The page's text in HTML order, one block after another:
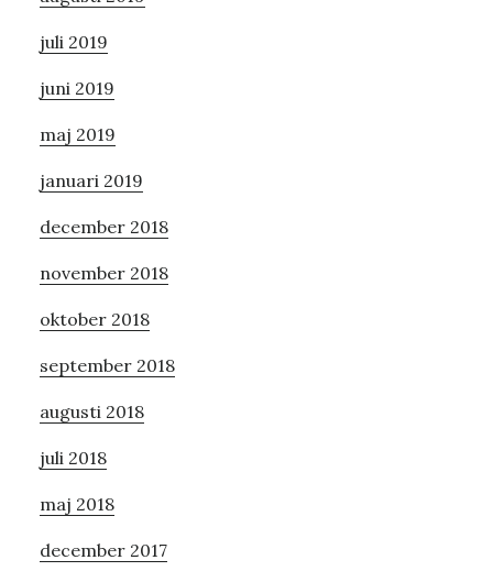
juli 2019
juni 2019
maj 2019
januari 2019
december 2018
november 2018
oktober 2018
september 2018
augusti 2018
juli 2018
maj 2018
december 2017